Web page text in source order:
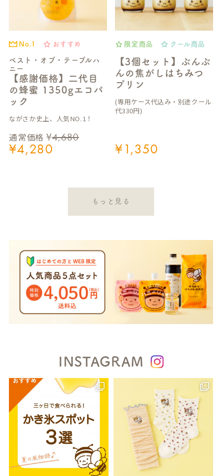
ベスト・オブ・テーブルハ
ニー
【感謝価格】二代目
の蜂蜜 1350gエコパ
ック
No.1 おすすめ
通常価格 ¥4,680
¥4,280
ながさか史上、人気NO.1！
【3個セット】ぶんぶ
んの焦がしはちみつ
プリン
限定商品 クール商品
¥1,350
(専用ケース代込み・別途クール
代330円)
もっと見る
INSTAGRAM